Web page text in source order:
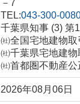
－7
TEL:043-300-
千葉県知事 (3) 第
㈳全国宅地建物
㈳千葉県宅地建物
㈳首都圏不動産
2026年08月06日